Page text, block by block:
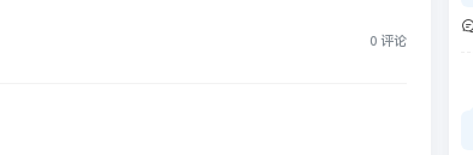
0 评论